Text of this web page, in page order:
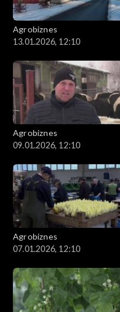
Agrobiznes
13.01.2026, 12:10
Agrobiznes
09.01.2026, 12:10
Agrobiznes
07.01.2026, 12:10